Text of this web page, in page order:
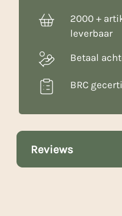
2000 +
leverbaar
Betaal
BRC
Reviews